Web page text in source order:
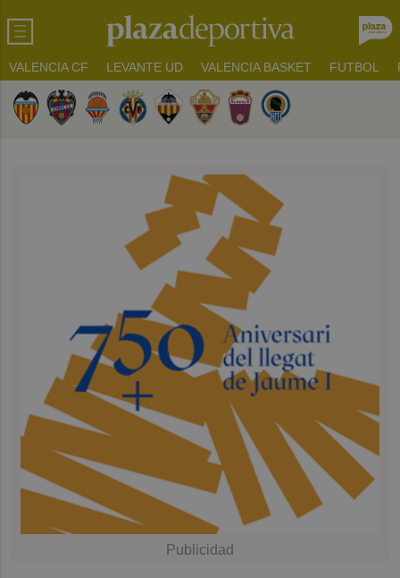
VALENCIA CF LEVANTE UD VALENCIA BASKET FUTBOL